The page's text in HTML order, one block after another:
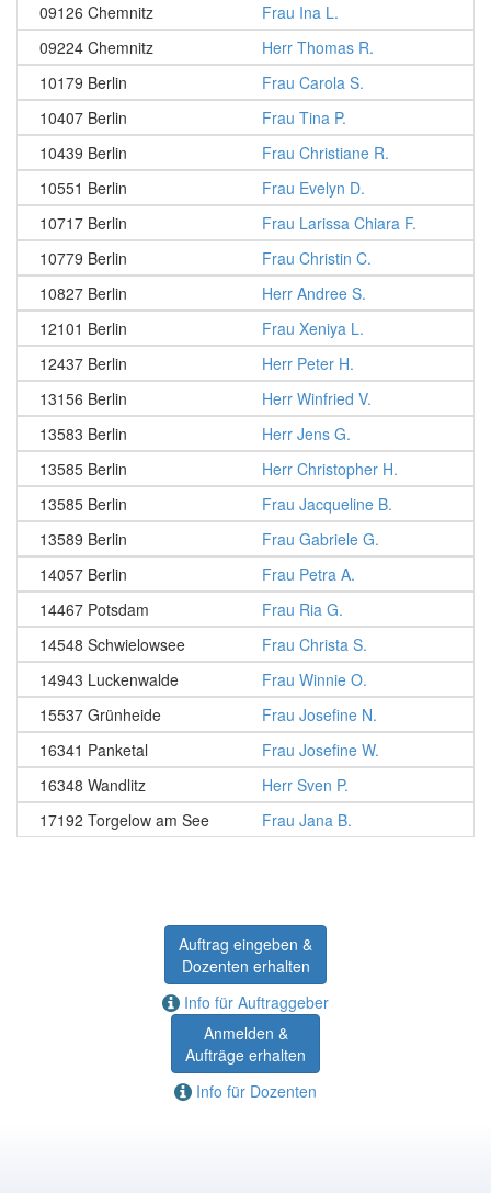
09126 Chemnitz
Frau Ina L.
09224 Chemnitz
Herr Thomas R.
10179 Berlin
Frau Carola S.
10407 Berlin
Frau Tina P.
10439 Berlin
Frau Christiane R.
10551 Berlin
Frau Evelyn D.
10717 Berlin
Frau Larissa Chiara F.
10779 Berlin
Frau Christin C.
10827 Berlin
Herr Andree S.
12101 Berlin
Frau Xeniya L.
12437 Berlin
Herr Peter H.
13156 Berlin
Herr Winfried V.
13583 Berlin
Herr Jens G.
13585 Berlin
Herr Christopher H.
13585 Berlin
Frau Jacqueline B.
13589 Berlin
Frau Gabriele G.
14057 Berlin
Frau Petra A.
14467 Potsdam
Frau Ria G.
14548 Schwielowsee
Frau Christa S.
14943 Luckenwalde
Frau Winnie O.
15537 Grünheide
Frau Josefine N.
16341 Panketal
Frau Josefine W.
16348 Wandlitz
Herr Sven P.
17192 Torgelow am See
Frau Jana B.
Auftrag eingeben &
Dozenten erhalten
Info für Auftraggeber
Anmelden &
Aufträge erhalten
Info für Dozenten